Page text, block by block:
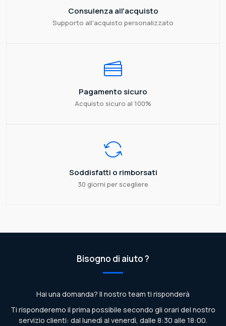
Consulenza all'acquisto
Supporto all'acquisto personalizzato
Pagamento sicuro
Acquisto sicuro al 100%
Soddisfatti o rimborsati
30 giorni per scegliere
Bisogno di aiuto ?
Hai una domanda? Il nostro team ti risponderà
Ti risponderemo il prima possibile secondo gli orari del nostro
servizio clienti: dal lunedì al venerdì, dalle 8:30 alle 18:00.